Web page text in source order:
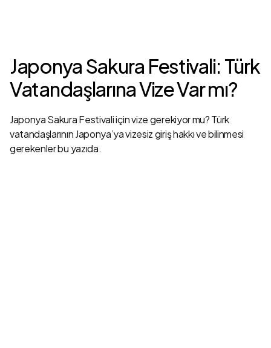
Japonya Sakura Festivali: Türk
Vatandaşlarına Vize Var mı?
Japonya Sakura Festivali için vize gerekiyor mu? Türk
vatandaşlarının Japonya’ya vizesiz giriş hakkı ve bilinmesi
gerekenler bu yazıda.